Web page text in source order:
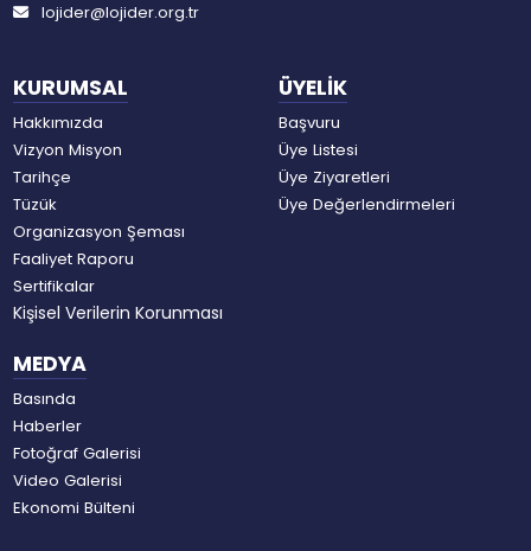
KURUMSAL
Hakkımızda
Vizyon Misyon
Tarihçe
Tüzük
Organizasyon Şeması
Faaliyet Raporu
Sertifikalar
Kişisel Verilerin Korunması
ÜYELİK
Başvuru
Üye Listesi
Üye Ziyaretleri
Üye Değerlendirmeleri
MEDYA
Basında
Haberler
Fotoğraf Galerisi
Video Galerisi
Ekonomi Bülteni
lojider@lojider.org.tr